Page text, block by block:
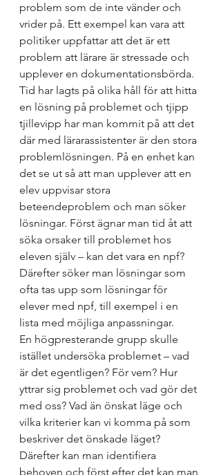
problem som de inte vänder och
vrider på. Ett exempel kan vara att
politiker uppfattar att det är ett
problem att lärare är stressade och
upplever en dokumentationsbörda.
Tid har lagts på olika håll för att hitta
en lösning på problemet och tjipp
tjillevipp har man kommit på att det
där med lärarassistenter är den stora
problemlösningen. På en enhet kan
det se ut så att man upplever att en
elev uppvisar stora
beteendeproblem och man söker
lösningar. Först ägnar man tid åt att
söka orsaker till problemet hos
eleven själv – kan det vara en npf?
Därefter söker man lösningar som
ofta tas upp som lösningar för
elever med npf, till exempel i en
lista med möjliga anpassningar.
En högpresterande grupp skulle
istället undersöka problemet – vad
är det egentligen? För vem? Hur
yttrar sig problemet och vad gör det
med oss? Vad än önskat läge och
vilka kriterier kan vi komma på som
beskriver det önskade läget?
Därefter kan man identifiera
behoven och först efter det kan man